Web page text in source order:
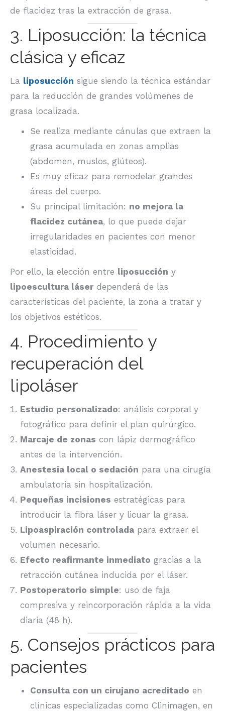
de flacidez tras la extracción de grasa.
3. Liposucción: la técnica
clásica y eficaz
La liposucción sigue siendo la técnica estándar
para la reducción de grandes volúmenes de
grasa localizada.
Se realiza mediante cánulas que extraen la
grasa acumulada en zonas amplias
(abdomen, muslos, glúteos).
Es muy eficaz para remodelar grandes
áreas del cuerpo.
Su principal limitación: no mejora la
flacidez cutánea, lo que puede dejar
irregularidades en pacientes con menor
elasticidad.
Por ello, la elección entre liposucción y
lipoescultura láser dependerá de las
características del paciente, la zona a tratar y
los objetivos estéticos.
4. Procedimiento y
recuperación del
lipoláser
Estudio personalizado: análisis corporal y
fotográfico para definir el plan quirúrgico.
Marcaje de zonas con lápiz dermográfico
antes de la intervención.
Anestesia local o sedación para una cirugía
ambulatoria sin hospitalización.
Pequeñas incisiones estratégicas para
introducir la fibra láser y licuar la grasa.
Lipoaspiración controlada para extraer el
volumen necesario.
Efecto reafirmante inmediato gracias a la
retracción cutánea inducida por el láser.
Postoperatorio simple: uso de faja
compresiva y reincorporación rápida a la vida
diaria (48 h).
5. Consejos prácticos para
pacientes
Consulta con un cirujano acreditado en
clínicas especializadas como Clinimagen, en